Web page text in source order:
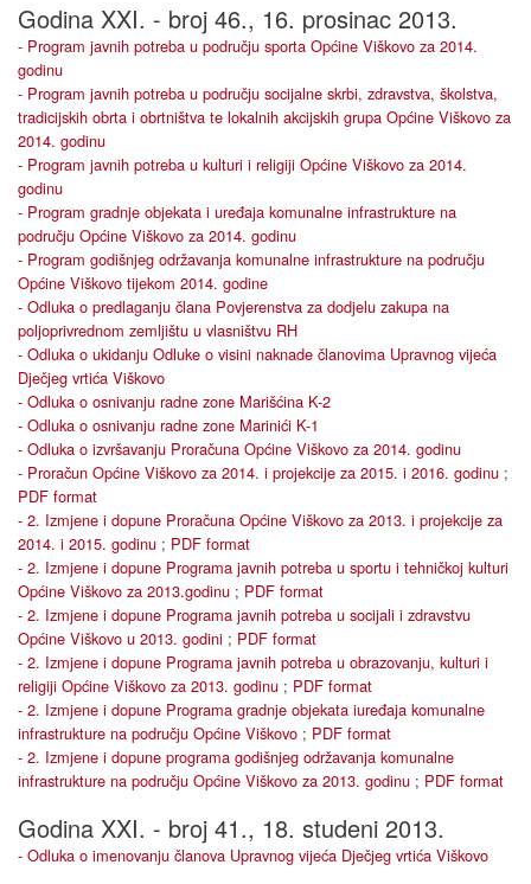
Godina XXI. - broj 46., 16. prosinac 2013.
- Program javnih potreba u području sporta Općine Viškovo za 2014.
godinu
- Program javnih potreba u području socijalne skrbi, zdravstva, školstva,
tradicijskih obrta i obrtništva te lokalnih akcijskih grupa Općine Viškovo za
2014. godinu
- Program javnih potreba u kulturi i religiji Općine Viškovo za 2014.
godinu
- Program gradnje objekata i uređaja komunalne infrastrukture na
području Općine Viškovo za 2014. godinu
- Program godišnjeg održavanja komunalne infrastrukture na području
Općine Viškovo tijekom 2014. godine
- Odluka o predlaganju člana Povjerenstva za dodjelu zakupa na
poljoprivrednom zemljištu u vlasništvu RH
- Odluka o ukidanju Odluke o visini naknade članovima Upravnog vijeća
Dječjeg vrtića Viškovo
- Odluka o osnivanju radne zone Marišćina K-2
- Odluka o osnivanju radne zone Marinići K-1
- Odluka o izvršavanju Proračuna Općine Viškovo za 2014. godinu
- Proračun Općine Viškovo za 2014. i projekcije za 2015. i 2016. godinu ;
PDF format
- 2. Izmjene i dopune Proračuna Općine Viškovo za 2013. i projekcije za
2014. i 2015. godinu ; PDF format
- 2. Izmjene i dopune Programa javnih potreba u sportu i tehničkoj kulturi
Općine Viškovo za 2013.godinu ; PDF format
- 2. Izmjene i dopune Programa javnih potreba u socijali i zdravstvu
Općine Viškovo u 2013. godini ; PDF format
- 2. Izmjene i dopune Programa javnih potreba u obrazovanju, kulturi i
religiji Općine Viškovo za 2013. godinu ; PDF format
- 2. Izmjene i dopune Programa gradnje objekata iuređaja komunalne
infrastrukture na području Općine Viškovo ; PDF format
- 2. Izmjene i dopune programa godišnjeg održavanja komunalne
infrastrukture na području Općine Viškovo za 2013. godinu ; PDF format
Godina XXI. - broj 41., 18. studeni 2013.
- Odluka o imenovanju članova Upravnog vijeća Dječjeg vrtića Viškovo